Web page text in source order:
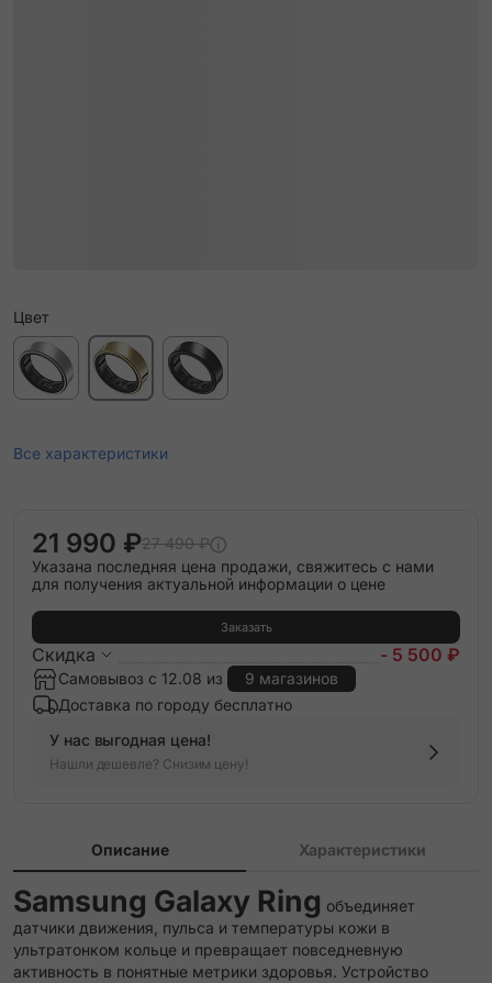
Цвет
Все характеристики
21 990 ₽27 490 ₽
Указана последняя цена продажи, свяжитесь с нами
для получения актуальной информации о цене
Заказать
Скидка - 5 500 ₽
Самовывоз с 12.08 из
9 магазинов
Доставка по городу бесплатно
У нас выгодная цена!
Нашли дешевле? Снизим цену!
Описание Характеристики
Samsung Galaxy Ring объединяет
датчики движения, пульса и температуры кожи в
ультратонком кольце и превращает повседневную
активность в понятные метрики здоровья. Устройство